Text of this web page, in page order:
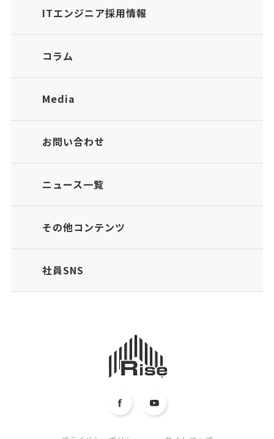
ITエンジニア採用情報
コラム
Media
お問い合わせ
ニュース一覧
その他コンテンツ
社員SNS